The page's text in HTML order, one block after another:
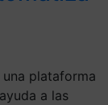
plataforma
a las